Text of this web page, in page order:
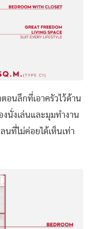
อนลึกที่เอาครัวไว้ด้าน
นั่งเล่นและมุมทำงาน
นที่ไม่ค่อยได้เห็นเท่า